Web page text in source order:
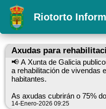
Riotorto
Axudas para
📢 A Xunta de Galicia
a rehabilitación de vivendas
habitantes.
As axudas cubrirán o 75%
euros por vivenda. O prazo
14-Enero-2026 09:25